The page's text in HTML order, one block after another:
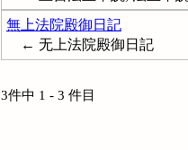
無上法院殿御日記
← 无上法院殿御日記
3件中 1 - 3 件目